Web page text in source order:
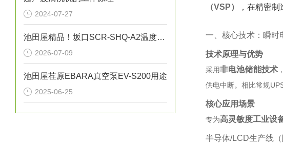
2024-07-27
池田屋精品！坂口SCR-SHQ-A2温度控制器技术参数
2026-07-09
池田屋荏原EBARA真空泵EV-S200用途
2025-06-25
（VSP）
，在精密
一、核心技术：瞬时
技术原理与优势
采用‌非电池储能技术
供电中断。相比常规
核心应用场景
专为‌高灵敏度工业设
半导体/LCD生产线（